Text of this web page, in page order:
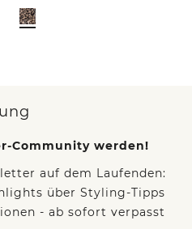
Community werden!
auf dem Laufenden:
über Styling-Tipps
- ab sofort verpasst